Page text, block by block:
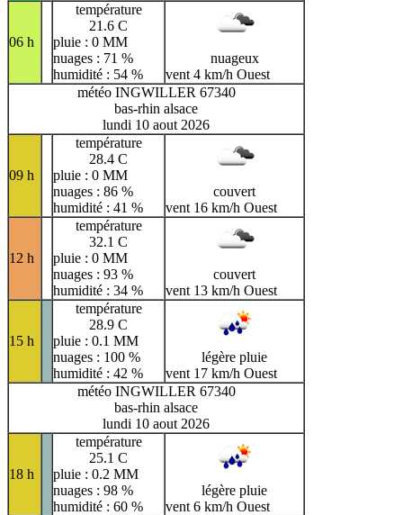
06 h
température
21.6 C
pluie : 0 MM
nuages : 71 %
humidité : 54 %
nuageux
vent 4 km/h Ouest
météo INGWILLER 67340
bas-rhin alsace
lundi 10 aout 2026
09 h
température
28.4 C
pluie : 0 MM
nuages : 86 %
humidité : 41 %
couvert
vent 16 km/h Ouest
12 h
température
32.1 C
pluie : 0 MM
nuages : 93 %
humidité : 34 %
couvert
vent 13 km/h Ouest
15 h
température
28.9 C
pluie : 0.1 MM
nuages : 100 %
humidité : 42 %
légère pluie
vent 17 km/h Ouest
météo INGWILLER 67340
bas-rhin alsace
lundi 10 aout 2026
18 h
température
25.1 C
pluie : 0.2 MM
nuages : 98 %
humidité : 60 %
légère pluie
vent 6 km/h Ouest